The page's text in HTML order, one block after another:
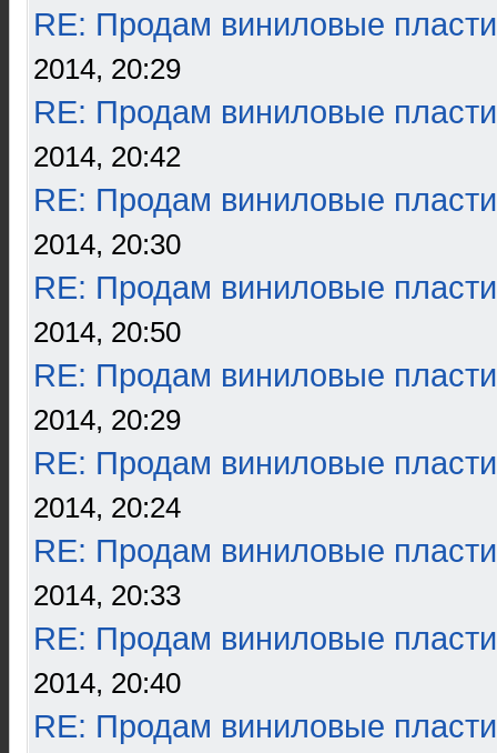
RE: Продам виниловые
2014, 20:29
RE: Продам виниловые
2014, 20:42
RE: Продам виниловые
2014, 20:30
RE: Продам виниловые
2014, 20:50
RE: Продам виниловые
2014, 20:29
RE: Продам виниловые
2014, 20:24
RE: Продам виниловые
2014, 20:33
RE: Продам виниловые
2014, 20:40
RE: Продам виниловые